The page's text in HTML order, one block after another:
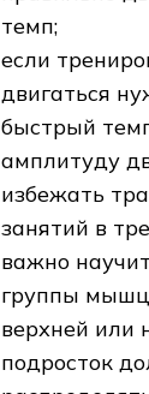
темп;
если
двигаться
быстрый
амплитуду
избежать
занятий в
важно
группы
верхней или
подросток